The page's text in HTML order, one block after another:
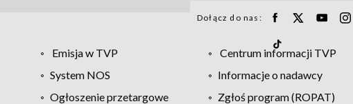
Dołącz do nas:
Emisja w TVP Centrum informacji TVP
System NOS Informacje o nadawcy
Ogłoszenie przetargowe Zgłoś program (ROPAT)